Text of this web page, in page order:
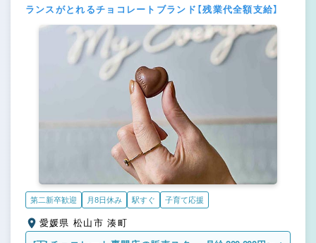
ランスがとれるチョコレートブランド【残業代全額支給】
第二新卒歓迎 月8日休み 駅すぐ 子育て応援
愛媛県 松山市 湊町